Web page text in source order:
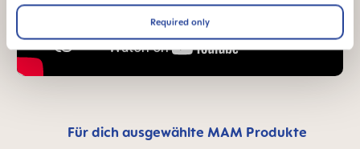
Required only
Für dich ausgewählte MAM Produkte